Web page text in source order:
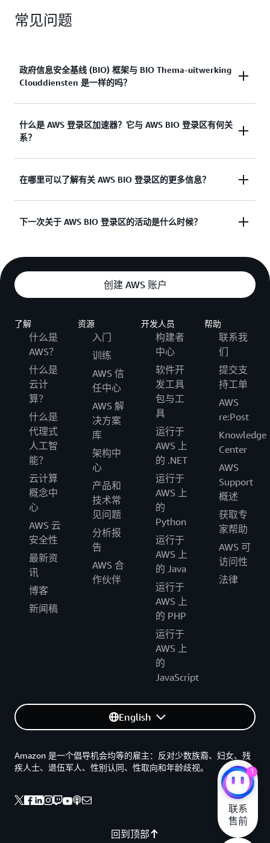
常见问题
政府信息安全基线 (BIO) 框架与 BIO Thema-uitwerking
Clouddiensten 是一样的吗？
之间有根本性差异。荷兰公共部门必须使用 BIO 框
架，云服务提供商则可以自愿选择使用 BIO Thema-
uitwerking Clouddiensten。此外，BIO 框架是一个
全面的框架，比 BIO Thema-uitwerking
Clouddiensten 包含更多的控制措施。
什么是 AWS 登录区加速器？它与 AWS BIO 登录区有何关
系？
简化登录区的部署。它部署的云基础架构符合 AWS
最佳实践和全球合规框架。AWS 登录区加速器与
置的云基础上，AWS BIO 登录区还部署资源以满足
加速器视为基础引擎，AWS BIO 登录区就是在此基
础上构建的。
在哪里可以了解有关 AWS BIO 登录区的更多信息？
请参阅本页右侧的资源列表。Digital Flyer
是一份简
《AWS 参考指南》
BIO、BIO Thema-uitwerking Clouddiensten、BIO 登
AWS Artifact 门户免费下载《AWS 参考指南》。通
过 AWS 管理控制台导航到此门户。请注意，应使用
相应的 PDF 阅读器打开《AWS 参考指南》。可通过
PDF 阅读器中的“回形针”图标访问《AWS 参考指
南》及附有证书的附录。
在资源列表中，您还可以找到之前举行的有关 AWS
BIO 登录区的
网络研讨会
录像。当然，您也可以通过
下方的“联系我们”按钮与 AWS 联系，提出您的问
题。
下一次关于 AWS BIO 登录区的活动是什么时候？
AWS 将于 2024 年 12 月 12 日为 AWS 合作伙伴举办
一项活动。请在此处报名参加：https://aws-
experience.com/emea/north/e/2c300/aws-bio-
landing-zone---partner-event。我们计划在 2025 年
更新。同时，如果您对 AWS BIO 登录区有任何疑
问，请通过下面的“联系我们”按钮与我们联系。
创建 AWS 账户
了解
什么是
AWS？
什么是
云计
算？
什么是
代理式
人工智
能？
云计算
概念中
心
AWS 云
安全性
最新资
讯
博客
新闻稿
资源
入门
训练
AWS 信
任中心
AWS 解
决方案
库
架构中
心
产品和
技术常
见问题
分析报
告
AWS 合
作伙伴
开发人员
构建者
中心
软件开
发工具
包与工
具
运行于
AWS 上
的 .NET
运行于
AWS 上
的
Python
运行于
AWS 上
的 Java
运行于
AWS 上
的 PHP
运行于
AWS 上
的
JavaScript
帮助
联系我
们
提交支
持工单
AWS
re:Post
Knowledge
Center
AWS
Support
概述
获取专
家帮助
AWS 可
访问性
法律
English
回到顶部
Amazon 是一个倡导机会均等的雇主：反对少数族裔、妇女、残
疾人士、退伍军人、性别认同、性取向和年龄歧视。
1
联系
售前